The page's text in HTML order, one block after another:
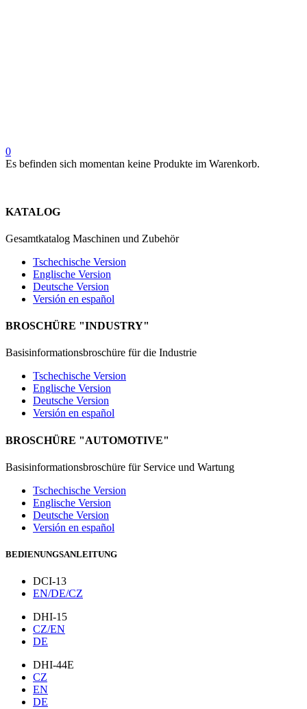
0
Es befinden sich momentan keine Produkte im Warenkorb.
KATALOG
Gesamtkatalog Maschinen und Zubehör
Tschechische Version
Englische Version
Deutsche Version
Versión en español
BROSCHÜRE "INDUSTRY"
Basisinformationsbroschüre für die Industrie
Tschechische Version
Englische Version
Deutsche Version
Versión en español
BROSCHÜRE "AUTOMOTIVE"
Basisinformationsbroschüre für Service und Wartung
Tschechische Version
Englische Version
Deutsche Version
Versión en español
BEDIENUNGSANLEITUNG
DCI-13
EN/DE/CZ
DHI-15
CZ/EN
DE
DHI-44E
CZ
EN
DE